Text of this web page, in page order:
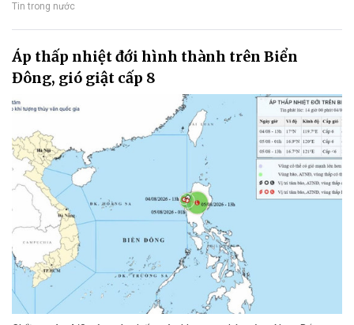
Tin trong nước
Áp thấp nhiệt đới hình thành trên Biển
Đông, gió giật cấp 8